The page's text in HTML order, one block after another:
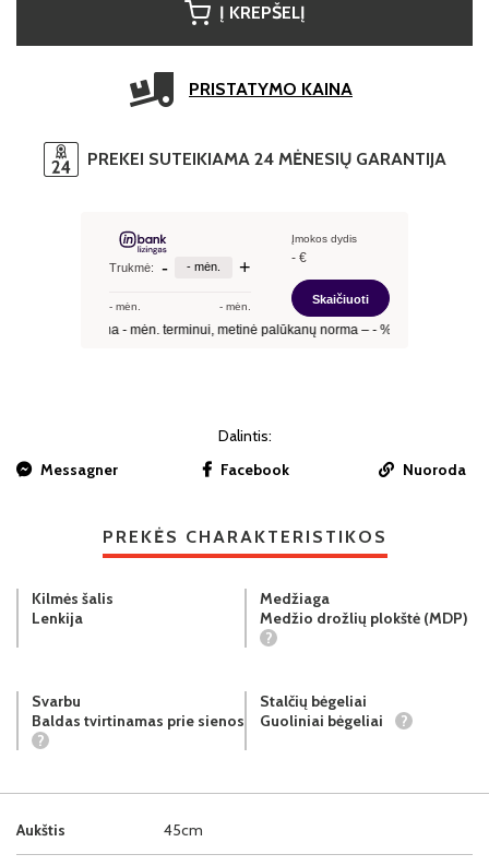
Į KREPŠELĮ
PRISTATYMO KAINA
PREKEI SUTEIKIAMA 24 MĖNESIŲ GARANTIJA
Dalintis:
Messagner
Facebook Nuoroda
PREKĖS CHARAKTERISTIKOS
Aukštis 45cm
Kilmės šalis
Lenkija
Medžiaga
Medžio drožlių plokštė (MDP)
?
Svarbu
Baldas tvirtinamas prie sienos
?
Stalčių bėgeliai
Guoliniai bėgeliai
?